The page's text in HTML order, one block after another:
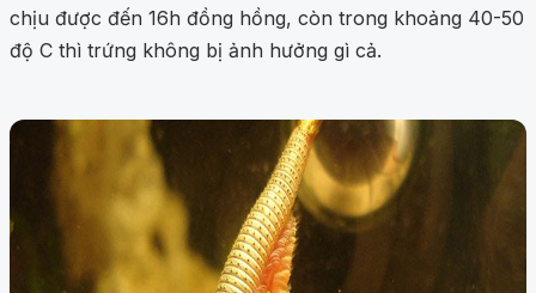
chịu được đến 16h đồng hồng, còn trong khoảng 40-50
độ C thì trứng không bị ảnh hưởng gì cả.